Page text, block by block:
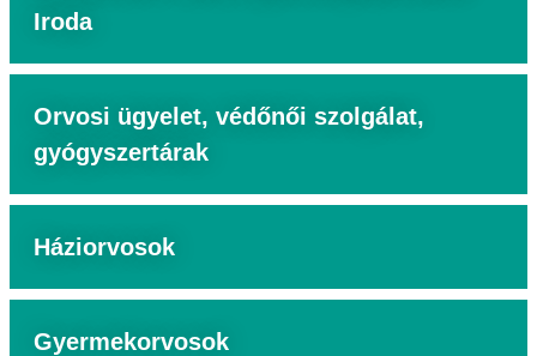
Iroda
Orvosi ügyelet, védőnői szolgálat,
gyógyszertárak
Háziorvosok
Gyermekorvosok